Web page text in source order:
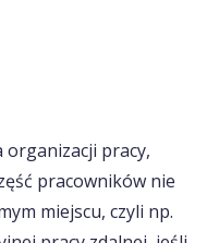
pracy,
pracowników nie
miejscu, czyli np.